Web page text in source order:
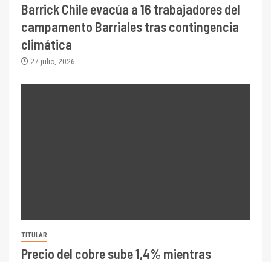
Barrick Chile evacúa a 16 trabajadores del
campamento Barriales tras contingencia
climática
27 julio, 2026
TITULAR
Precio del cobre sube 1,4% mientras